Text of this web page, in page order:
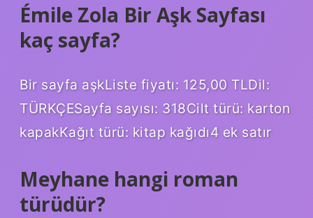
Émile Zola Bir Aşk Sayfası
kaç sayfa?
Bir sayfa aşkListe fiyatı: 125,00 TLDil:
TÜRKÇESayfa sayısı: 318Cilt türü: karton
kapakKağıt türü: kitap kağıdı4 ek satır
Meyhane hangi roman
türüdür?